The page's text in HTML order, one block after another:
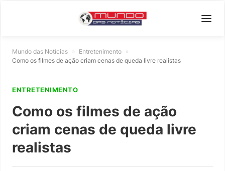
Mundo das Notícias » Entretenimento »
Como os filmes de ação criam cenas de queda livre realistas
ENTRETENIMENTO
Como os filmes de ação
criam cenas de queda livre
realistas